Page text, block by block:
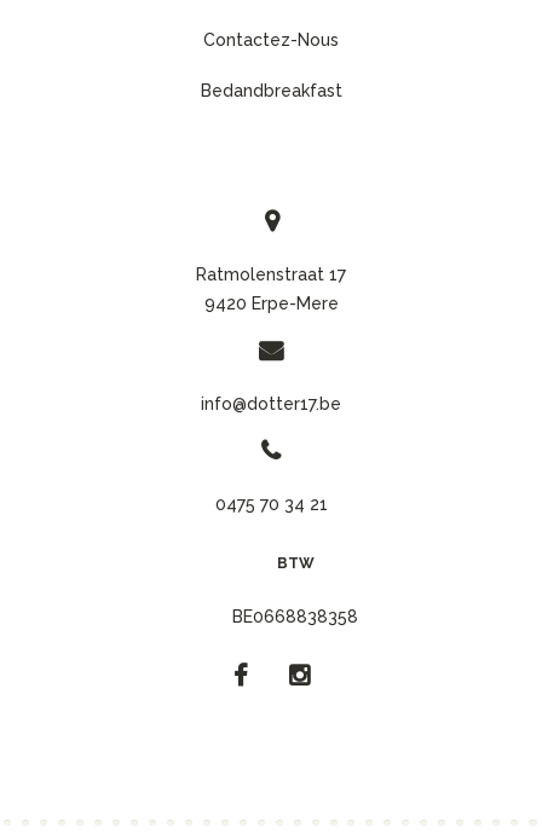
Contactez-Nous
Bedandbreakfast
Ratmolenstraat 17
9420 Erpe-Mere
info@dotter17.be
0475 70 34 21
BTW
BE0668838358